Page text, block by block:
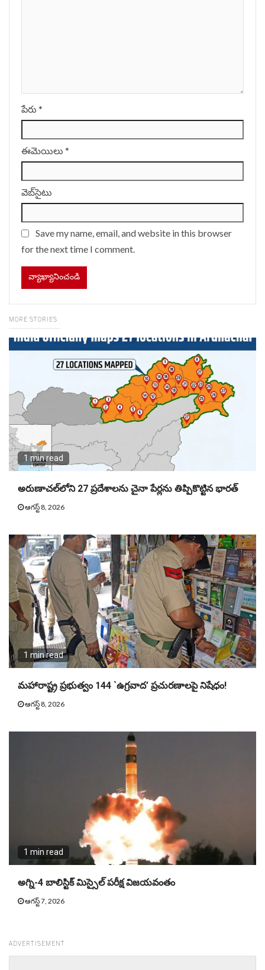
పేరు *
ఈమెయిలు *
వెబ్‌సైటు
Save my name, email, and website in this browser
for the next time I comment.
MORE STORIES
1 min read
అరుణాచల్‌లోని 27 ప్రదేశాలను చైనా పేర్లను తిప్పికొట్టిన భారత్
ఆగస్ట్ 8, 2026
1 min read
మహారాష్ట్ర ప్రభుత్వం 144 `ఉగ్రవాద’ ప్రచురణాలపై నిషేధం!
ఆగస్ట్ 8, 2026
1 min read
అగ్ని-4 బాలిస్టిక్ మిస్సైల్ పరీక్ష విజయవంతం
ఆగస్ట్ 7, 2026
ADVERTISEMENT